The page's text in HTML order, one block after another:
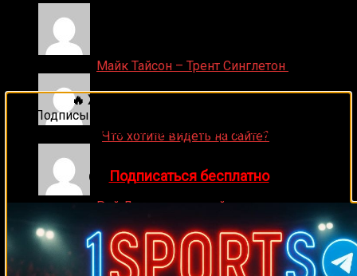
Майк Тайсон – Трент Синглетон
Что хотите видеть на сайте?
Денис onРой Джонс-младший
🔥 Хочешь зарабатывать на спорте?
Подписывайся на наш Telegram-канал
прогнозы на единоборства и другие виды спорта
каждый день!
👉 Подписаться бесплатно